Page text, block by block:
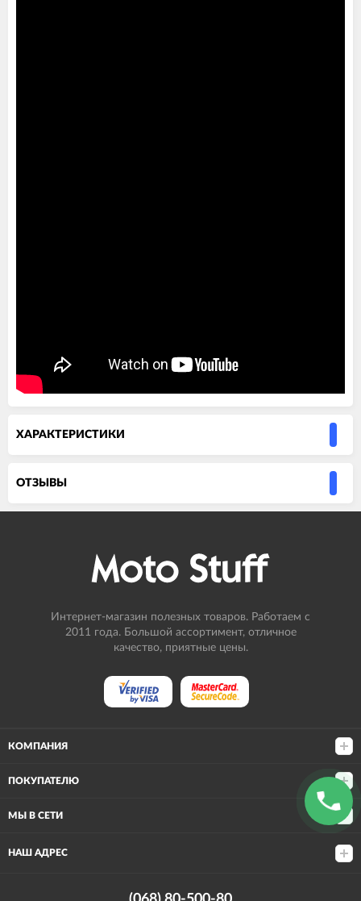
ХАРАКТЕРИСТИКИ
ОТЗЫВЫ
Интернет-магазин полезных товаров. Работаем с
2011 года. Большой ассортимент, отличное
качество, приятные цены.
КОМПАНИЯ
ПОКУПАТЕЛЮ
МЫ В СЕТИ
НАШ АДРЕС